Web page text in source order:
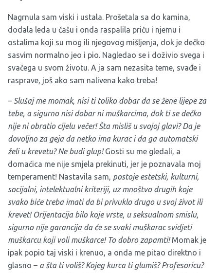
Nagrnula sam viski i ustala. Prošetala sa do kamina,
dodala leda u čašu i onda raspalila priču i njemu i
ostalima koji su mog ili njegovog mišljenja, dok je dečko
sasvim normalno jeo i pio. Nagledao se i doživio svega i
svačega u svom životu. A ja sam nezasita teme, svađe i
rasprave, još ako sam nalivena kako treba!
– Slušaj me momak, nisi ti toliko dobar da se žene lijepe za
tebe, a sigurno nisi dobar ni muškarcima, dok ti se dečko
nije ni obratio cijelu večer! Šta misliš u svojoj glavi? Da je
dovoljno za geja da netko ima kurac i da ga automatski
želi u krevetu? Ne budi glup!Gosti su me gledali, a
domaćica me nije smjela prekinuti, jer je poznavala moj
temperament! Nastavila sam, postoje estetski, kulturni,
socijalni, intelektualni kriteriji, uz mnoštvo drugih koje
svako biće treba imati da bi privuklo drugo u svoj život ili
krevet! Orijentacija bilo koje vrste, u seksualnom smislu,
sigurno nije garancija da će se svaki muškarac svidjeti
muškarcu koji voli muškarce! To dobro zapamti!Momak je
ipak popio taj viski i krenuo, a onda me pitao direktno i
glasno – a šta ti voliš? Kojeg kurca ti glumiš? Profesoricu?